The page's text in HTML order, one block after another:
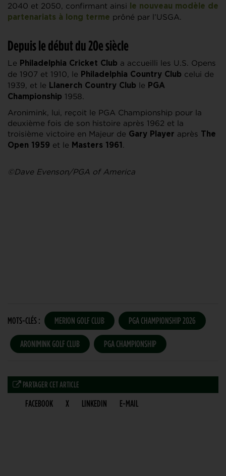
2040 et 2050, confirmant ainsi
le nouveau modèle de
partenariats à long terme prôné par l’USGA.
Depuis le début du 20e siècle
Le Philadelphia Cricket Club a accueilli les U.S. Opens
de 1907 et 1910, le Philadelphia Country Club celui de
1939, et le Llanerch Country Club le PGA
Championship 1958.
Aronimink, lui, reçoit le PGA Championship pour la
deuxième fois de son histoire après 1962 et la
troisième victoire en Majeur de Gary Player après
The
Open 1959 et le Masters 1961 .
©Dave Evenson/PGA of America
MOTS-CLÉS : MERION GOLF CLUB PGA CHAMPIONSHIP 2026
ARONIMINK GOLF CLUB PGA CHAMPIONSHIP
PARTAGER CET ARTICLE
FACEBOOK X LINKEDIN E-MAIL